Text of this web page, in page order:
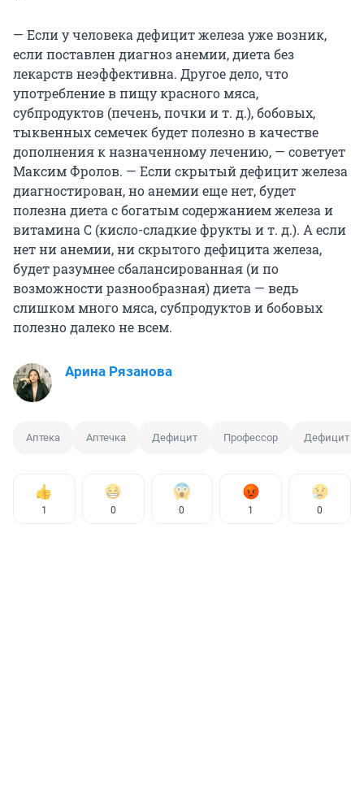
— Если у человека дефицит железа уже возник,
если поставлен диагноз анемии, диета без
лекарств неэффективна. Другое дело, что
употребление в пищу красного мяса,
субпродуктов (печень, почки и т. д.), бобовых,
тыквенных семечек будет полезно в качестве
дополнения к назначенному лечению, — советует
Максим Фролов. — Если скрытый дефицит железа
диагностирован, но анемии еще нет, будет
полезна диета с богатым содержанием железа и
витамина С (кисло-сладкие фрукты и т. д.). А если
нет ни анемии, ни скрытого дефицита железа,
будет разумнее сбалансированная (и по
возможности разнообразная) диета — ведь
слишком много мяса, субпродуктов и бобовых
полезно далеко не всем.
Арина Рязанова
Аптека Аптечка Дефицит Профессор Дефицит
1 0 0 1 0